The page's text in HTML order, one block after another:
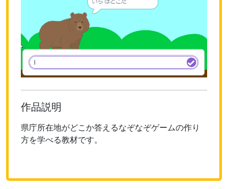
作品説明
県庁所在地がどこか答えるなぞなぞゲームの作り
方を学べる教材です。